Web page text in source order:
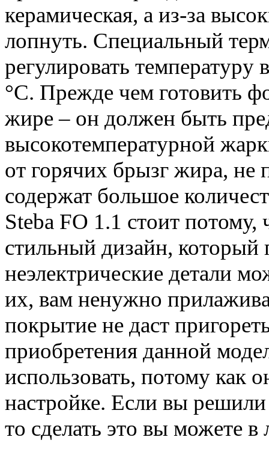
керамическая, а из-за
лопнуть. Специальный
регулировать
°C. Прежде чем готовить
жире – он должен быть
высокотемпературной
от горячих брызг жира, не
содержат большое
Steba FO 1.1 стоит
стильный дизайн, который
неэлектрические детали
их, вам ненужно
покрытие не даст
приобретения данной
использовать, потому как
настройке. Если вы
то сделать это вы можете